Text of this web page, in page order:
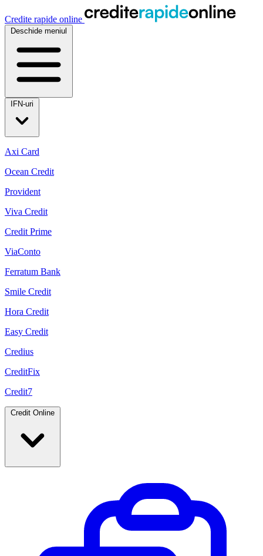
Credite rapide online
Deschide meniul
IFN-uri
Axi Card
Ocean Credit
Provident
Viva Credit
Credit Prime
ViaConto
Ferratum Bank
Smile Credit
Hora Credit
Easy Credit
Credius
CreditFix
Credit7
Credit Online